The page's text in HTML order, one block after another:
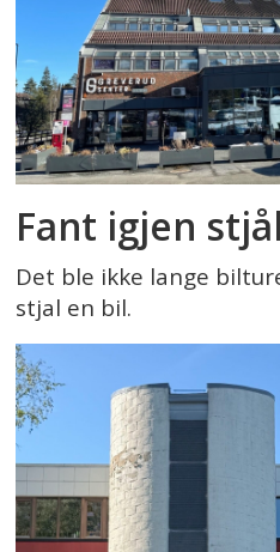
Fant igjen
Det ble ikke lange
stjal en bil.